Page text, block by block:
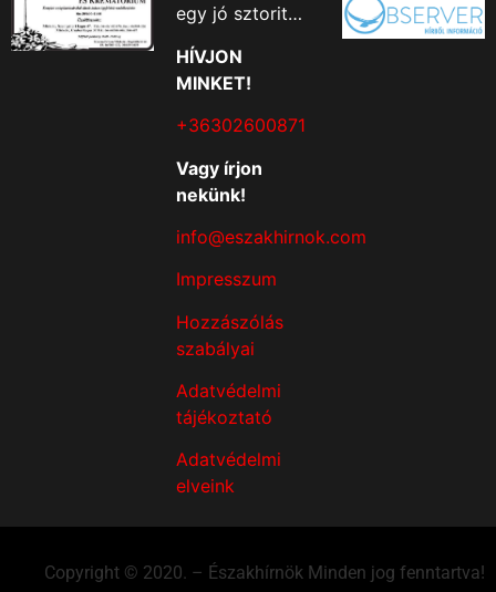
egy jó sztorit…
HÍVJON
MINKET!
+36302600871
Vagy írjon
nekünk!
info@eszakhirnok.com
Impresszum
Hozzászólás
szabályai
Adatvédelmi
tájékoztató
Adatvédelmi
elveink
Copyright © 2020. – Északhírnök Minden jog fenntartva!